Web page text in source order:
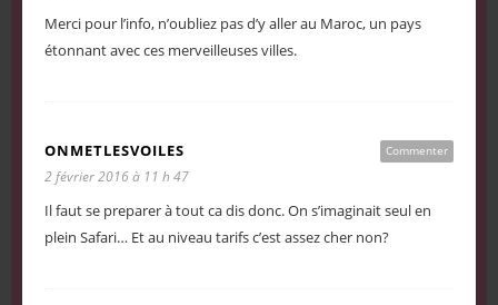
Merci pour l’info, n’oubliez pas d’y aller au Maroc, un pays
étonnant avec ces merveilleuses villes.
Commenter
ONMETLESVOILES
2 février 2016 à 11 h 47
Il faut se preparer à tout ca dis donc. On s’imaginait seul en
plein Safari… Et au niveau tarifs c’est assez cher non?